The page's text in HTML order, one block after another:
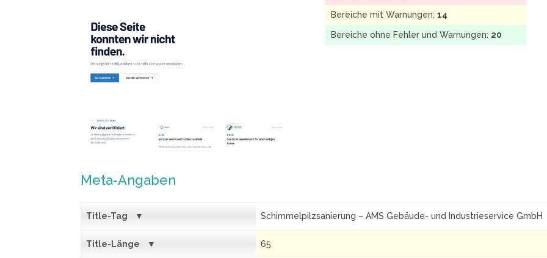
Bereiche mit Warnungen: 14
Bereiche ohne Fehler und Warnungen: 20
Meta-Angaben
Title-Tag Schimmelpilzsanierung – AMS Gebäude- und Industrieservice GmbH
Title-Länge 65